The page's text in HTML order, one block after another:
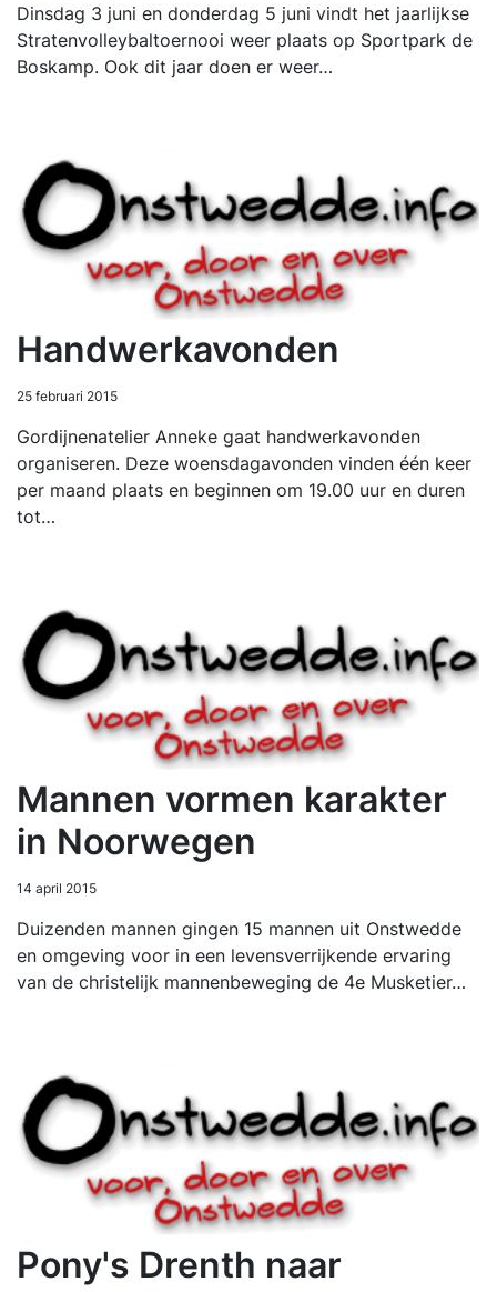
Dinsdag 3 juni en donderdag 5 juni vindt het jaarlijkse
Stratenvolleybaltoernooi weer plaats op Sportpark de
Boskamp. Ook dit jaar doen er weer…
Handwerkavonden
25 februari 2015
Gordijnenatelier Anneke gaat handwerkavonden
organiseren. Deze woensdagavonden vinden één keer
per maand plaats en beginnen om 19.00 uur en duren
tot…
Mannen vormen karakter
in Noorwegen
14 april 2015
Duizenden mannen gingen 15 mannen uit Onstwedde
en omgeving voor in een levensverrijkende ervaring
van de christelijk mannenbeweging de 4e Musketier…
Pony's Drenth naar